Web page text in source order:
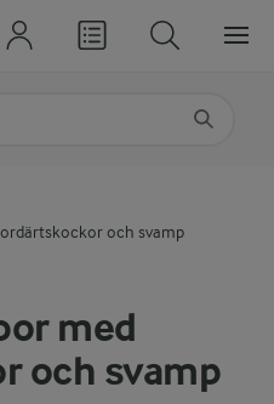
med
och svamp
och svamp